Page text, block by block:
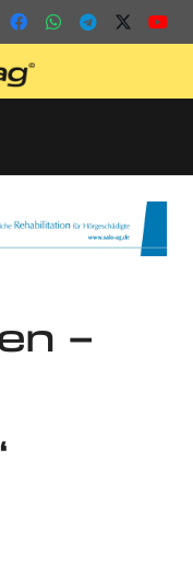
–